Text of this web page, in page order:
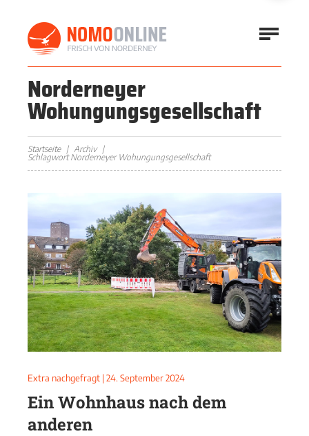
Norderneyer
Wohungungsgesellschaft
Startseite
Archiv
Schlagwort Norderneyer Wohungungsgesellschaft
Extra nachgefragt | 24. September 2024
Ein Wohnhaus nach dem
anderen